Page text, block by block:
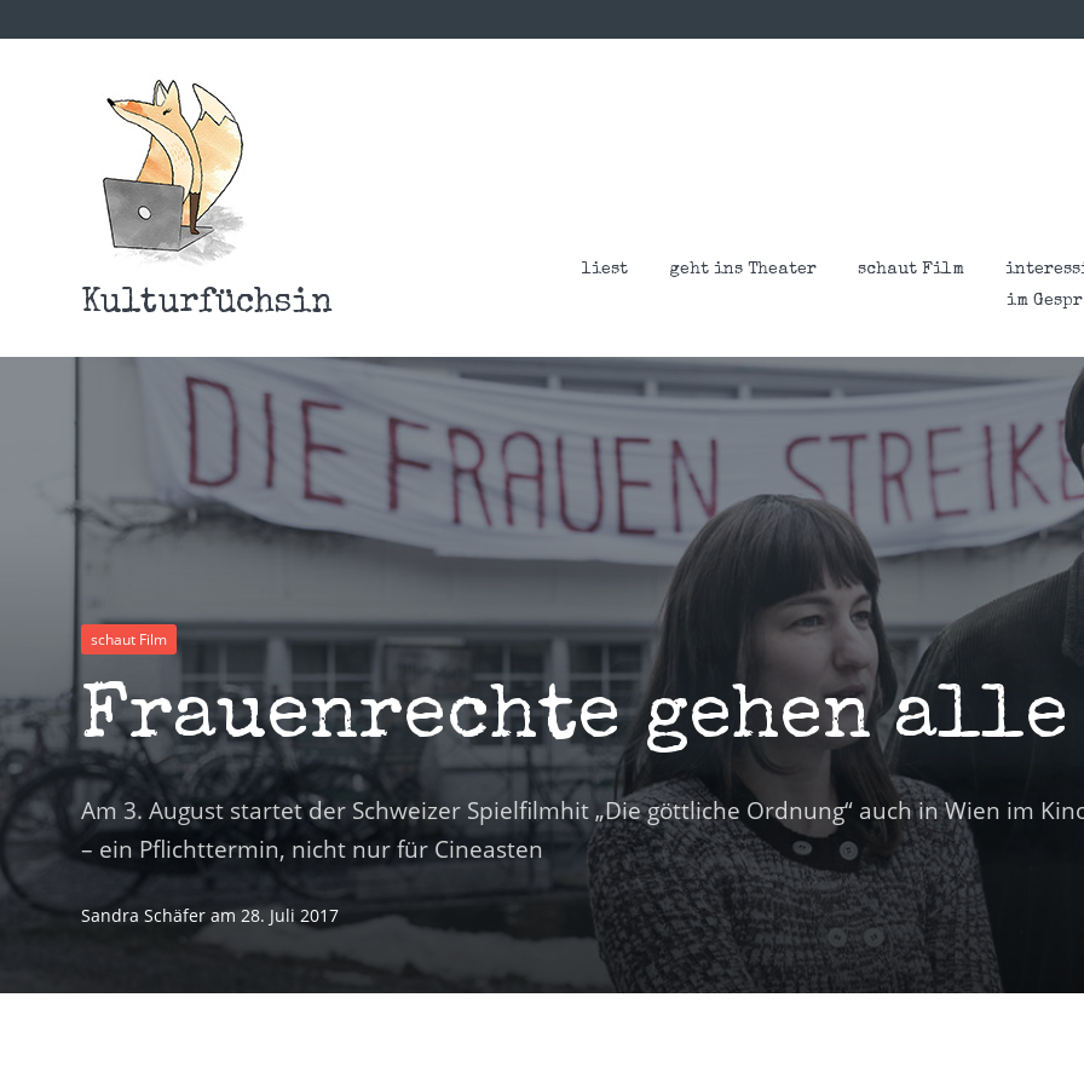
Kulturfüchsin
liest geht ins Theater schaut Film
im
schaut Film
Frauenrechte gehen alle
Am 3. August startet der Schweizer Spielfilmhit „Die göttliche Ordnung“ auch in Wien im
– ein Pflichttermin, nicht nur für Cineasten
Sandra Schäferam 28. Juli 2017